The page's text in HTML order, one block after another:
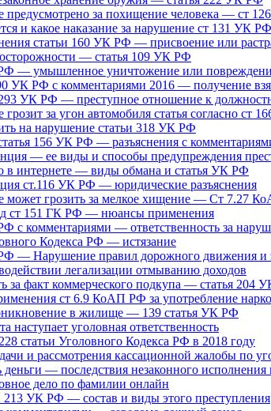
предусмотрено за похищение человека — ст
и какое наказание за нарушение ст 131 УК РФ
статьи 160 УК РФ — присвоение или
— статья 109 УК РФ
— умышленное уничтожение или
УК РФ с комментариями 2016 — получение
УК РФ — преступное отношение к
грозит за угон автомобиля статья согласно ст
на нарушение статьи 318 УК РФ
156 УК РФ — разъяснения с
— ее виды и способы предупреждения
в интернете — виды обмана и статья УК РФ
ст.116 УК РФ — юридические разъяснения
может грозить за мелкое хищение — Ст 7.27
ст 151 ГК РФ — нюансы применения
с комментариями — ответственность за
Кодекса РФ — истязание
— Нарушение правил дорожного движения и
легализации отмыванию доходов
за факт коммерческого подкупа — статья 204
ст 6.9 КоАП РФ за употребление
в жилище — 139 статья УК РФ
наступает уголовная ответственность
статьи Уголовного Кодекса РФ в 2018 году
и рассмотрения кассационной жалобы по
деньги — последствия незаконного
дело по фамилии онлайн
213 УК РФ — состав и виды этого преступления